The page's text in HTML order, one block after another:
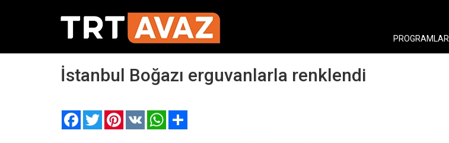
PROGRAMLAR
İstanbul Boğazı erguvanlarla renklendi
FacebookTwitterPinterest
VK WhatsApp